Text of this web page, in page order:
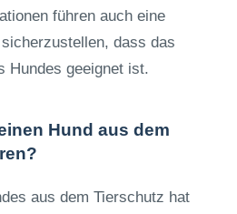
führen auch eine
dass das
Hundes geeignet ist.
Hund aus dem
aus dem Tierschutz hat